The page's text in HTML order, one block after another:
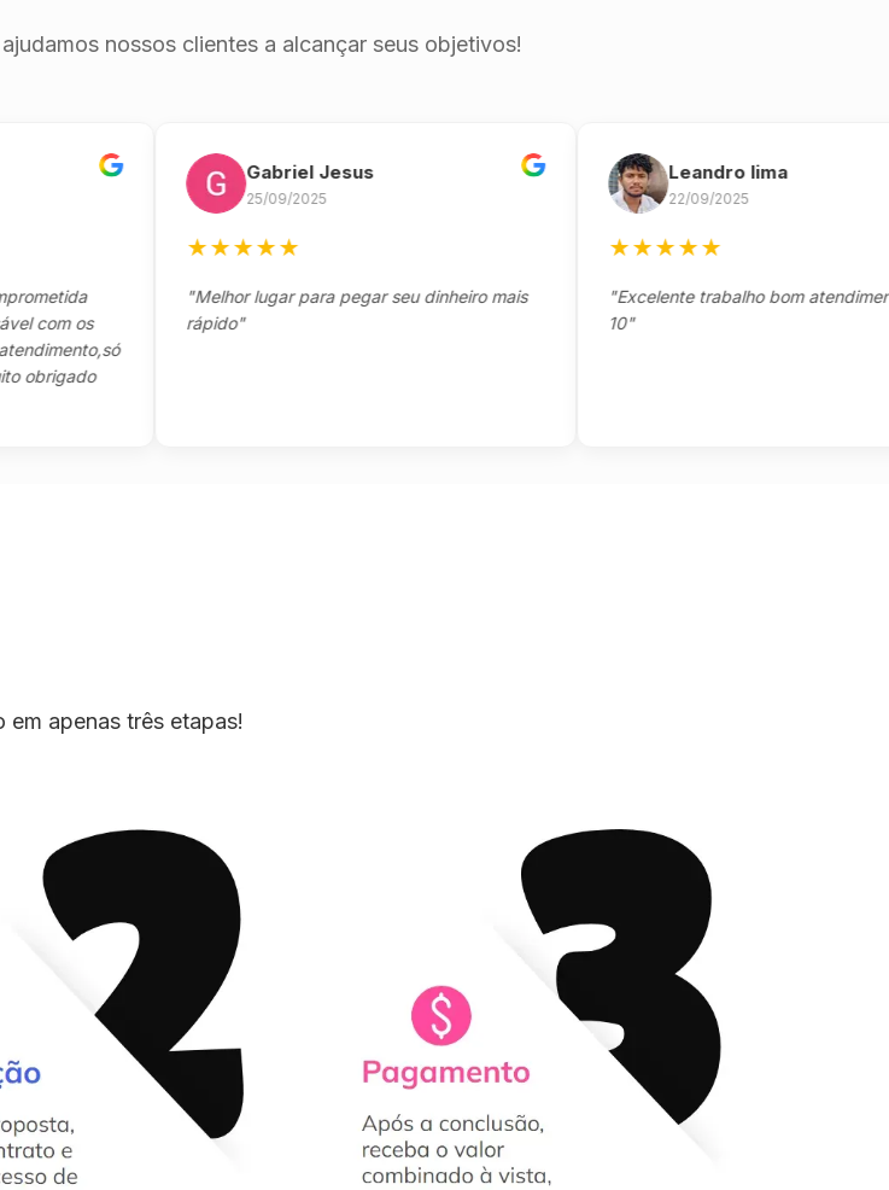
nossos clientes a alcançar seus objetivos!
os
Gabriel Jesus
25/09/2025
★★★
"Melhor lugar para pegar seu dinheiro mais
rápido"
Leandro lima
22/09/2025
★★★
"Excelente trabalho bom atendimento
apenas três etapas!